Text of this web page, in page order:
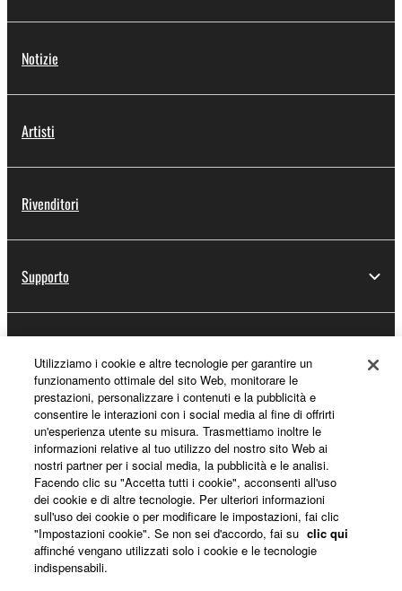
Notizie
Artisti
Rivenditori
Supporto
Informazioni su Yamaha
Italia - Italian
Affari
Utilizziamo i cookie e altre tecnologie per garantire un
funzionamento ottimale del sito Web, monitorare le
prestazioni, personalizzare i contenuti e la pubblicità e
consentire le interazioni con i social media al fine di offrirti
un'esperienza utente su misura. Trasmettiamo inoltre le
informazioni relative al tuo utilizzo del nostro sito Web ai
nostri partner per i social media, la pubblicità e le analisi.
Facendo clic su "Accetta tutti i cookie", acconsenti all'uso
dei cookie e di altre tecnologie. Per ulteriori informazioni
sull'uso dei cookie o per modificare le impostazioni, fai clic
"Impostazioni cookie". Se non sei d'accordo, fai su clic qui
affinché vengano utilizzati solo i cookie e le tecnologie
indispensabili.